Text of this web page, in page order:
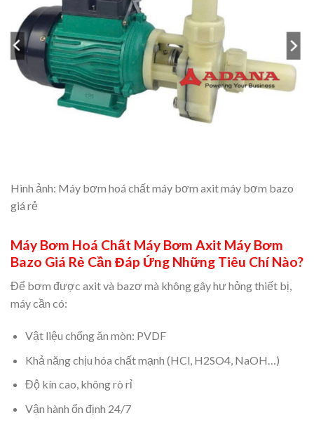
Hình ảnh: Máy bơm hoá chất máy bơm axit máy bơm bazo
giá rẻ
Máy Bơm Hoá Chất Máy Bơm Axit Máy Bơm
Bazo Giá Rẻ Cần Đáp Ứng Những Tiêu Chí Nào?
Để bơm được axit và bazơ mà không gây hư hỏng thiết bị,
máy cần có:
Vật liệu chống ăn mòn: PVDF
Khả năng chịu hóa chất mạnh (HCl, H2SO4, NaOH…)
Độ kín cao, không rò rỉ
Vận hành ổn định 24/7